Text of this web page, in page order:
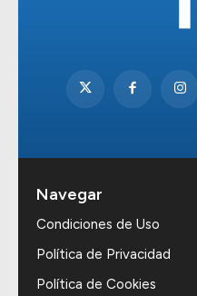
Navegar
Condiciones de Uso
Política de Privacidad
Política de Cookies